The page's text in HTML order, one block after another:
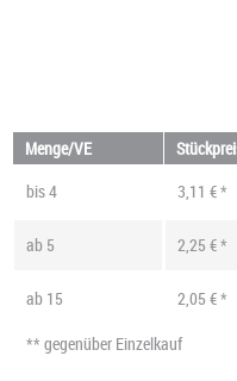
Menge/VE
bis4 3,11 € *
ab 5 2,25 € *
ab 15 2,05 € *
** gegenüber Einzelkauf